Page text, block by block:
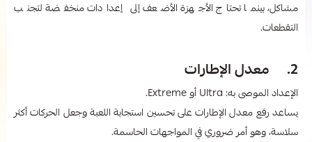
مشاكل، بينما تحتاج الأجهزة الأضعف إلى إعدادات منخفضة لتجنب
التقطعات.
2. معدل الإطارات
الإعداد الموصى به: Ultra أو Extreme.
يساعد رفع معدل الإطارات على تحسين استجابة اللعبة وجعل الحركات أكثر
سلاسة، وهو أمر ضروري في المواجهات الحاسمة.